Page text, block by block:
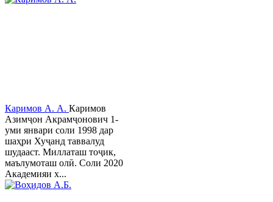
Каримов А. А. Каримов
Азимҷон Акрамҷонович 1-
уми январи соли 1998 дар
шаҳри Хуҷанд таввалуд
шудааст. Миллаташ тоҷик,
маълумоташ олӣ. Соли 2020
Академияи х...